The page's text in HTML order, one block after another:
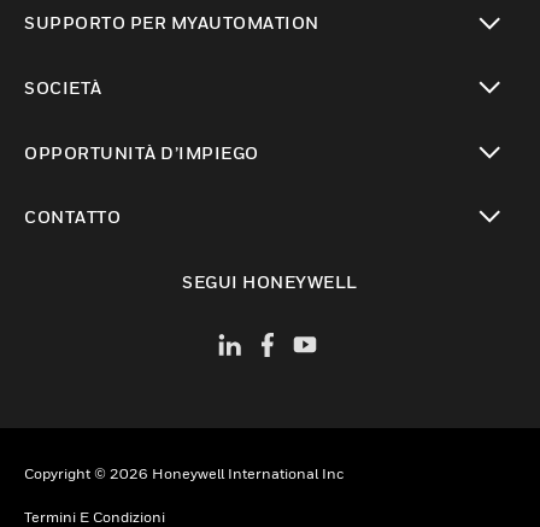
SUPPORTO PER MYAUTOMATION
SOCIETÀ
OPPORTUNITÀ D’IMPIEGO
CONTATTO
SEGUI HONEYWELL
Copyright © 2026 Honeywell International Inc
Termini E Condizioni